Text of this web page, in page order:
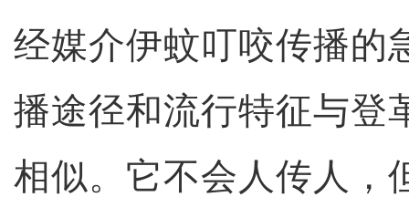
经媒介伊蚊叮咬传播的
播途径和流行特征与登
相似。它不会人传人，